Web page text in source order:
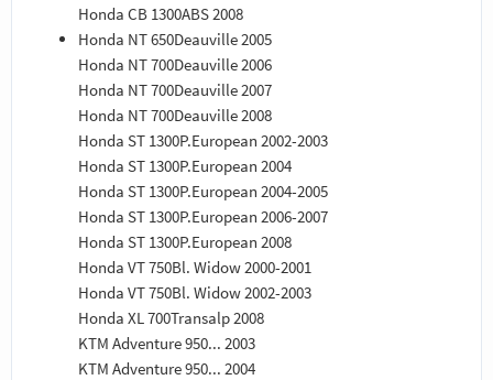
Honda CB 1300ABS 2008
Honda NT 650Deauville 2005
Honda NT 700Deauville 2006
Honda NT 700Deauville 2007
Honda NT 700Deauville 2008
Honda ST 1300P.European 2002-2003
Honda ST 1300P.European 2004
Honda ST 1300P.European 2004-2005
Honda ST 1300P.European 2006-2007
Honda ST 1300P.European 2008
Honda VT 750Bl. Widow 2000-2001
Honda VT 750Bl. Widow 2002-2003
Honda XL 700Transalp 2008
KTM Adventure 950... 2003
KTM Adventure 950... 2004